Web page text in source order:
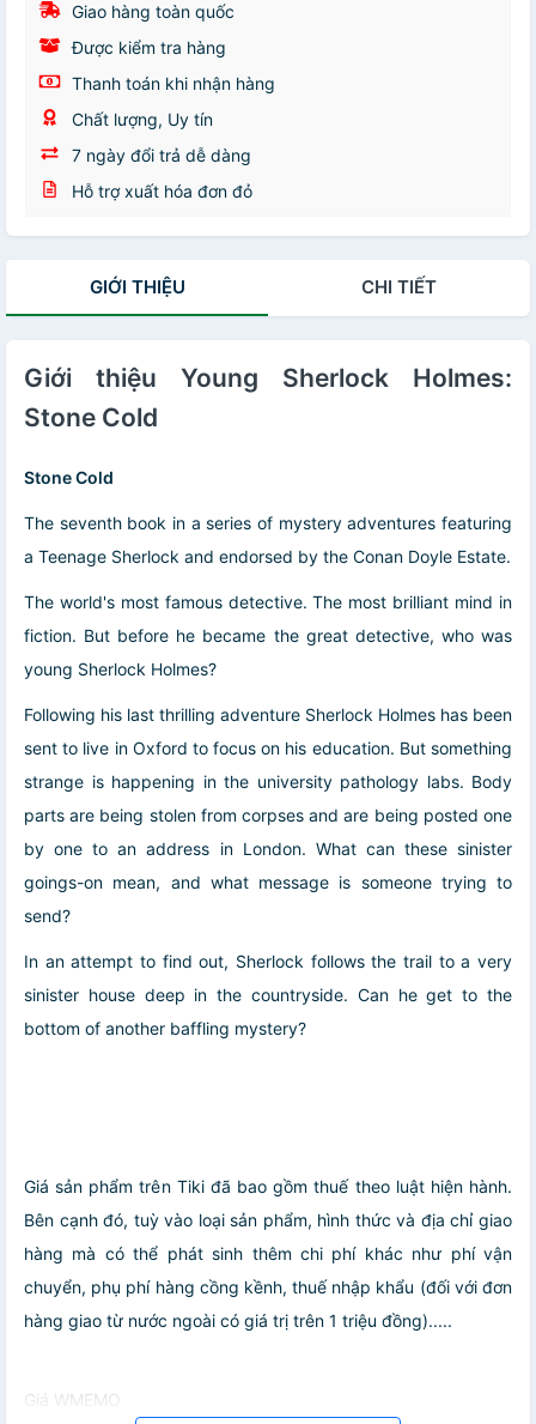
Giao hàng toàn quốc
Được kiểm tra hàng
Thanh toán khi nhận hàng
Chất lượng, Uy tín
7 ngày đổi trả dễ dàng
Hỗ trợ xuất hóa đơn đỏ
GIỚI THIỆU CHI TIẾT
Giới thiệu Young Sherlock Holmes:
Stone Cold
Stone Cold
The seventh book in a series of mystery adventures featuring
a Teenage Sherlock and endorsed by the Conan Doyle Estate.
The world's most famous detective. The most brilliant mind in
fiction. But before he became the great detective, who was
young Sherlock Holmes?
Following his last thrilling adventure Sherlock Holmes has been
sent to live in Oxford to focus on his education. But something
strange is happening in the university pathology labs. Body
parts are being stolen from corpses and are being posted one
by one to an address in London. What can these sinister
goings-on mean, and what message is someone trying to
send?
In an attempt to find out, Sherlock follows the trail to a very
sinister house deep in the countryside. Can he get to the
bottom of another baffling mystery?
Giá sản phẩm trên Tiki đã bao gồm thuế theo luật hiện hành.
Bên cạnh đó, tuỳ vào loại sản phẩm, hình thức và địa chỉ giao
hàng mà có thể phát sinh thêm chi phí khác như phí vận
chuyển, phụ phí hàng cồng kềnh, thuế nhập khẩu (đối với đơn
hàng giao từ nước ngoài có giá trị trên 1 triệu đồng).....
Giá WMEMO